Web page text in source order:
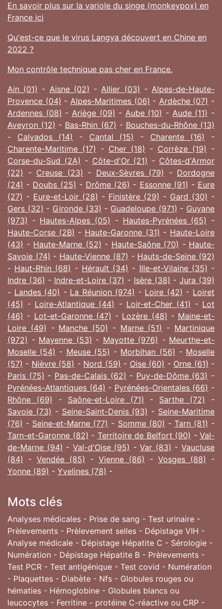
En savoir plus sur la variole du singe (monkeypox) en
France ici
Qu'est-ce que le virus Langya découvert en Chine en
2022 ?
Mon contrôle technique pas cher en France.
Ain (01) - Aisne (02) -Allier (03) -Alpes-de-Haute-
Provence (04) - Alpes-Maritimes (06) - Ardèche (07) -
Ardennes (08) - Ariège (09) - Aube (10) - Aude (11) -
Aveyron (12) - Bas-Rhin (67) - Bouches-du-Rhône (13)
- Calvados (14) - Cantal (15) - Charente (16)
-
Charente-Maritime (17) - Cher (18) - Corrèze (19) -
Corse-du-Sud (2A) - Côte-d'Or (21) - Côtes-d'Armor
(22) - Creuse (23) - Deux-Sèvres (79) - Dordogne
(24) - Doubs (25) - Drôme (26) - Essonne (91) - Eure
(27) - Eure-et-Loir (28) - Finistère (29) - Gard (30) -
Gers (32) - Gironde (33) - Guadeloupe (971) - Guyane
(973) - Hautes-Alpes (05) - Hautes-Pyrénées (65) -
Haute-Corse (2B) - Haute-Garonne (31) - Haute-Loire
(43) - Haute-Marne (52) - Haute-Saône (70) - Haute-
Savoie (74) - Haute-Vienne (87) - Hauts-de-Seine (92)
- Haut-Rhin (68) - Hérault (34) - Ille-et-Vilaine (35) -
Indre (36) - Indre-et-Loire (37) - Isère (38) -Jura (39)
- Landes (40) - La Réunion (974) - Loire (42) - Loiret
(45) - Loire-Atlantique (44) - Loir-et-Cher (41) - Lot
(46) - Lot-et-Garonne (47) - Lozère (48) - Maine-et-
Loire (49) - Manche (50) - Marne (51) - Martinique
(972) - Mayenne (53) - Mayotte (976) - Meurthe-et-
Moselle (54) - Meuse (55) - Morbihan (56) - Moselle
(57) - Nièvre (58) - Nord (59) - Oise (60) - Orne (61) -
Paris (75) - Pas-de-Calais (62) - Puy-de-Dôme (63) -
Pyrénées-Atlantiques (64) - Pyrénées-Orientales (66) -
Rhône (69) - Saône-et-Loire (71) - Sarthe (72)
-
Savoie (73) - Seine-Saint-Denis (93) - Seine-Maritime
(76) - Seine-et-Marne (77) - Somme (80) - Tarn (81) -
Tarn-et-Garonne (82) - Territoire de Belfort (90) - Val-
de-Marne (94) - Val-d'Oise (95) -Var (83) -Vaucluse
(84) - Vendée (85) - Vienne (86) - Vosges (88) -
Yonne (89) - Yvelines (78) -
Mots clés
Analyses médicales - Prise de sang - Test urinaire -
Prèlevements - Prèlevement selles - Dépistage VIH -
Analyse médicale - Dépistage Hépatite C - Sérologie -
Numération - Dépistage Hépatite B - Prèlevements -
Test PCR - Test antigénique - Test covid - Numération
- Plaquettes - Diabète - Nfs - Globules rouges ou
hématies - Hémoglobine - Globules blancs ou
leucocytes - Ferritine - protéine C-réactive ou CRP -